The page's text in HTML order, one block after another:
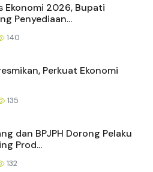
Ekonomi 2026, Bupati
Penyediaan...
140
Perkuat Ekonomi
135
dan BPJPH Dorong Pelaku
Prod...
132